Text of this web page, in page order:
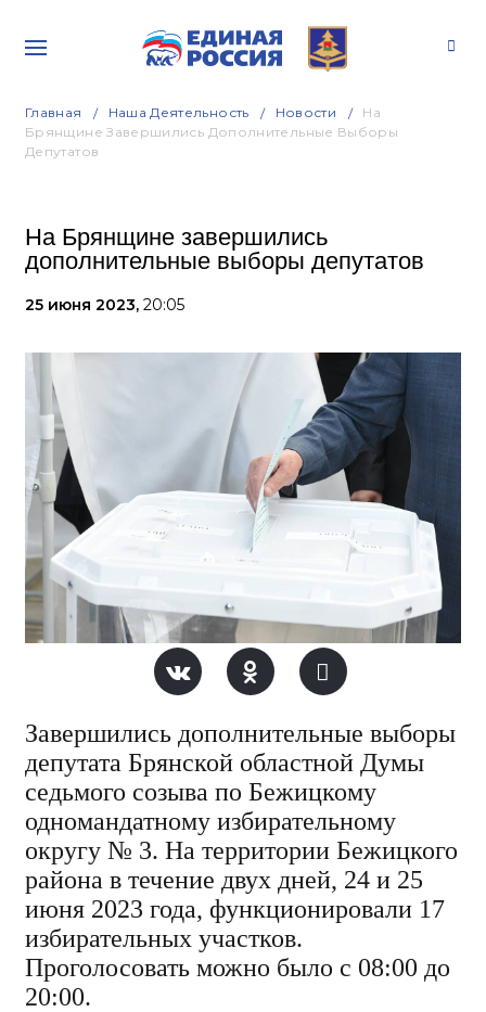
Главная Наша Деятельность Новости
На
Брянщине Завершились Дополнительные Выборы
Депутатов
На Брянщине завершились
дополнительные выборы депутатов
25 июня 2023, 20:05
Завершились дополнительные выборы
депутата Брянской областной Думы
седьмого созыва по Бежицкому
одномандатному избирательному
округу № 3. На территории Бежицкого
района в течение двух дней, 24 и 25
июня 2023 года, функционировали 17
избирательных участков.
Проголосовать можно было с 08:00 до
20:00.